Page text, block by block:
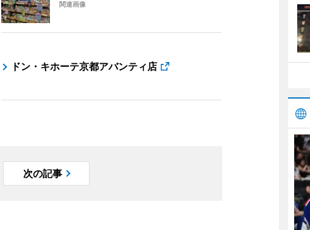
関連画像
ドン・キホーテ京都アバンティ店
次の記事